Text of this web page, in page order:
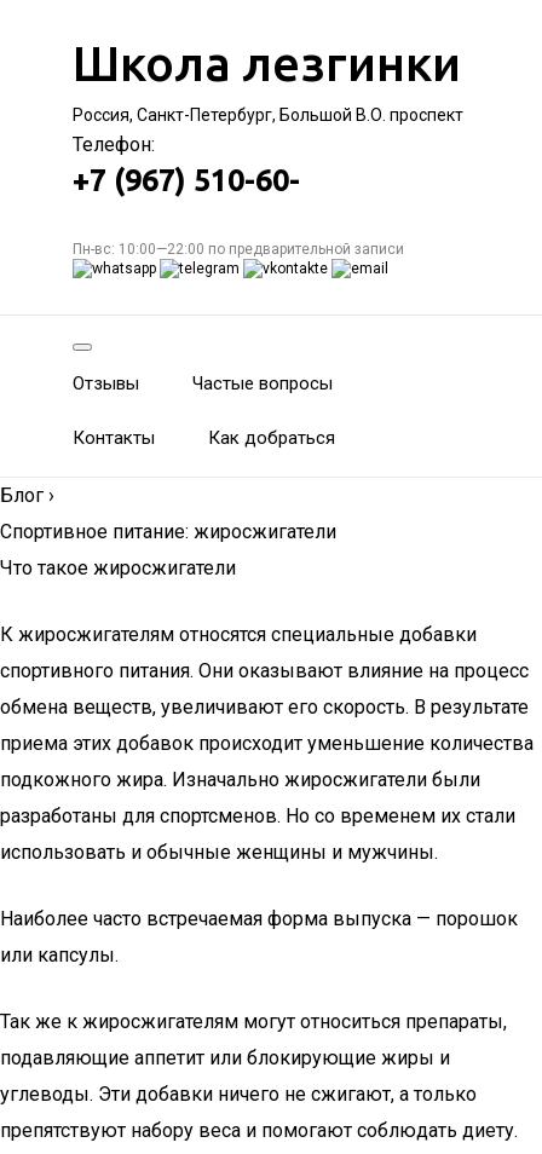
Школа лезгинки
Россия, Санкт-Петербург, Большой В.О. проспект
Телефон:
+7 (967) 510-60-
Пн-вс: 10:00—22:00 по предварительной записи
Отзывы Частые вопросы
Контакты Как добраться
Блог ›
Спортивное питание: жиросжигатели
Что такое жиросжигатели
К жиросжигателям относятся специальные добавки
спортивного питания. Они оказывают влияние на процесс
обмена веществ, увеличивают его скорость. В результате
приема этих добавок происходит уменьшение количества
подкожного жира. Изначально жиросжигатели были
разработаны для спортсменов. Но со временем их стали
использовать и обычные женщины и мужчины.
Наиболее часто встречаемая форма выпуска — порошок
или капсулы.
Так же к жиросжигателям могут относиться препараты,
подавляющие аппетит или блокирующие жиры и
углеводы. Эти добавки ничего не сжигают, а только
препятствуют набору веса и помогают соблюдать диету.